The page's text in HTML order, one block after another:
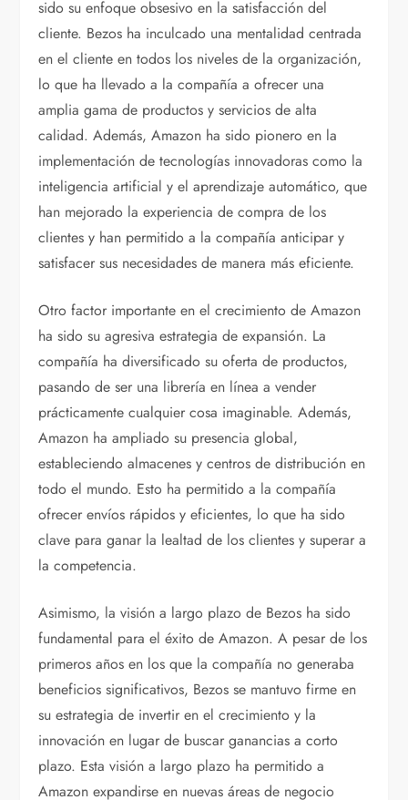
sido su enfoque obsesivo en la satisfacción del
cliente. Bezos ha inculcado una mentalidad centrada
en el cliente en todos los niveles de la organización,
lo que ha llevado a la compañía a ofrecer una
amplia gama de productos y servicios de alta
calidad. Además, Amazon ha sido pionero en la
implementación de tecnologías innovadoras como la
inteligencia artificial y el aprendizaje automático, que
han mejorado la experiencia de compra de los
clientes y han permitido a la compañía anticipar y
satisfacer sus necesidades de manera más eficiente.
Otro factor importante en el crecimiento de Amazon
ha sido su agresiva estrategia de expansión. La
compañía ha diversificado su oferta de productos,
pasando de ser una librería en línea a vender
prácticamente cualquier cosa imaginable. Además,
Amazon ha ampliado su presencia global,
estableciendo almacenes y centros de distribución en
todo el mundo. Esto ha permitido a la compañía
ofrecer envíos rápidos y eficientes, lo que ha sido
clave para ganar la lealtad de los clientes y superar a
la competencia.
Asimismo, la visión a largo plazo de Bezos ha sido
fundamental para el éxito de Amazon. A pesar de los
primeros años en los que la compañía no generaba
beneficios significativos, Bezos se mantuvo firme en
su estrategia de invertir en el crecimiento y la
innovación en lugar de buscar ganancias a corto
plazo. Esta visión a largo plazo ha permitido a
Amazon expandirse en nuevas áreas de negocio